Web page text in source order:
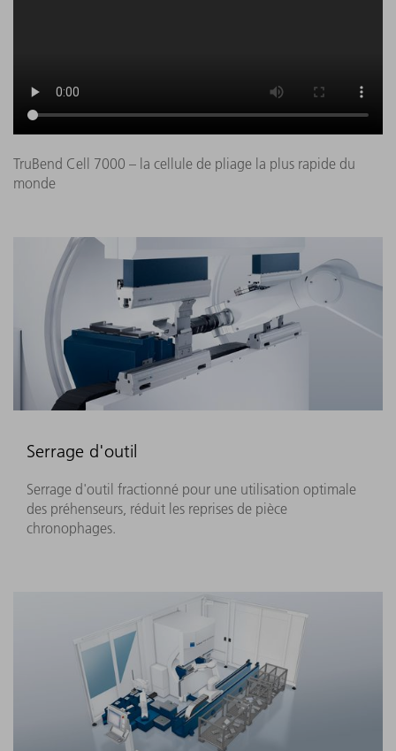
TruBend Cell 7000 – la cellule de pliage la plus rapide du
monde
Serrage d'outil
Serrage d'outil fractionné pour une utilisation optimale
des préhenseurs, réduit les reprises de pièce
chronophages.